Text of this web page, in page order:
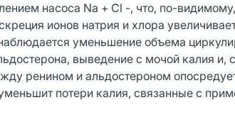
насоса Na + Cl -, что, по-
ионов натрия и хлора
наблюдается уменьшение объема
выведение с мочой калия и,
ренином и альдостероном
потери калия, связанные с